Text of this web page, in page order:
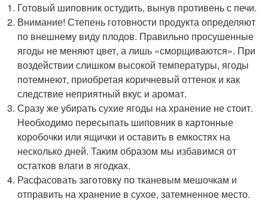
Готовый шиповник остудить, вынув противень с печи.
Внимание! Степень готовности продукта определяют
по внешнему виду плодов. Правильно просушенные
ягоды не меняют цвет, а лишь «сморщиваются». При
воздействии слишком высокой температуры, ягоды
потемнеют, приобретая коричневый оттенок и как
следствие неприятный вкус и аромат.
Сразу же убирать сухие ягоды на хранение не стоит.
Необходимо пересыпать шиповник в картонные
коробочки или ящички и оставить в емкостях на
несколько дней. Таким образом мы избавимся от
остатков влаги в ягодках.
Расфасовать заготовку по тканевым мешочкам и
отправить на хранение в сухое, затемненное место.